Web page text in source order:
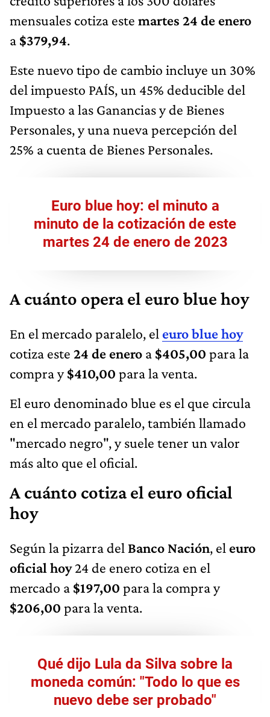
mensuales cotiza este martes 24 de enero
a $379,94.
Este nuevo tipo de cambio incluye un 30%
del impuesto PAÍS, un 45% deducible del
Impuesto a las Ganancias y de Bienes
Personales, y una nueva percepción del
25% a cuenta de Bienes Personales.
Euro blue hoy: el minuto a
minuto de la cotización de este
martes 24 de enero de 2023
A cuánto opera el euro blue hoy
En el mercado paralelo, el euro blue hoy
cotiza este 24 de enero a $405,00 para la
compra y$410,00 para la venta.
El euro denominado blue es el que circula
en el mercado paralelo, también llamado
"mercado negro", y suele tener un valor
más alto que el oficial.
A cuánto cotiza el euro oficial
hoy
Según la pizarra del Banco Nación, el euro
oficial hoy24 de enero cotiza en el
mercado a $197,00 para la compra y
$206,00 para la venta.
Qué dijo Lula da Silva sobre la
moneda común: "Todo lo que es
nuevo debe ser probado"